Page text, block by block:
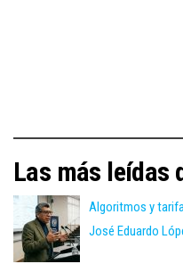
Las más leídas
Algoritmos y
José Eduardo